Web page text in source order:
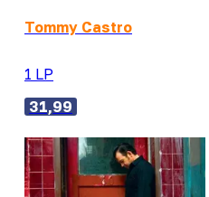
Tommy Castro
1 LP
31,99